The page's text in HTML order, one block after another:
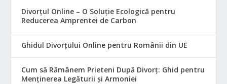
Divorțul Online – O Soluție Ecologică pentru
Reducerea Amprentei de Carbon
Ghidul Divorțului Online pentru Românii din UE
Cum să Rămânem Prieteni După Divorț: Ghid pentru
Menținerea Legăturii și Armoniei